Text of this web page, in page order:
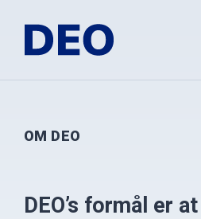
indhold
direkte
primær
direkte
footer
Oplysningsforbundet
OM DEO
DEO’s formål er